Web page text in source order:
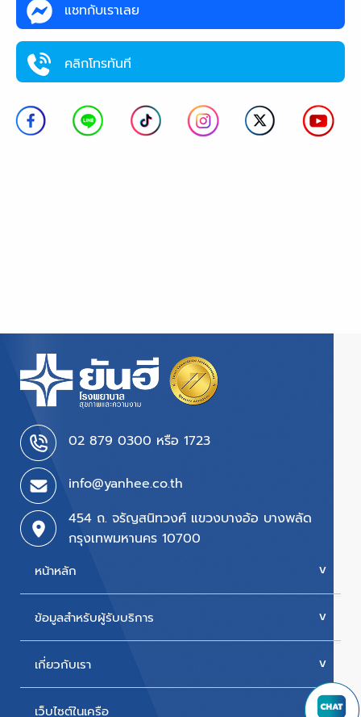
แชทกับเราเลย
คลิกโทรทันที
02 879 0300 หรือ 1723
info@yanhee.co.th
454 ถ. จรัญสนิทวงศ์ แขวงบางอ้อ บางพลัด
กรุงเทพมหานคร 10700
หน้าหลัก
บริการของเรา
ข้อมูลสำหรับผู้รับบริการ
นัดหมายแพทย์
เกี่ยวกับเรา
ประวัติโรงพยาบาล
เว็บไซต์ในเครือ